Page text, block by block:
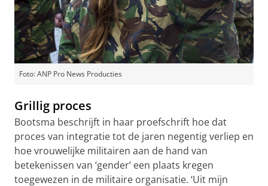
Foto: ANP Pro News Producties
Grillig proces
Bootsma beschrijft in haar proefschrift hoe dat
proces van integratie tot de jaren negentig verliep en
hoe vrouwelijke militairen aan de hand van
betekenissen van ‘gender’ een plaats kregen
toegewezen in de militaire organisatie. ‘Uit mijn